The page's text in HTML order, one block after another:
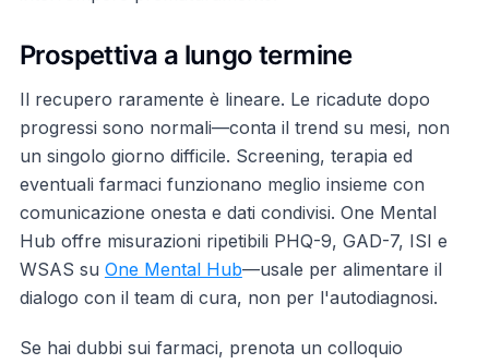
Prospettiva a lungo termine
Il recupero raramente è lineare. Le ricadute dopo
progressi sono normali—conta il trend su mesi, non
un singolo giorno difficile. Screening, terapia ed
eventuali farmaci funzionano meglio insieme con
comunicazione onesta e dati condivisi. One Mental
Hub offre misurazioni ripetibili PHQ-9, GAD-7, ISI e
WSAS su One Mental Hub—usale per alimentare il
dialogo con il team di cura, non per l'autodiagnosi.
Se hai dubbi sui farmaci, prenota un colloquio